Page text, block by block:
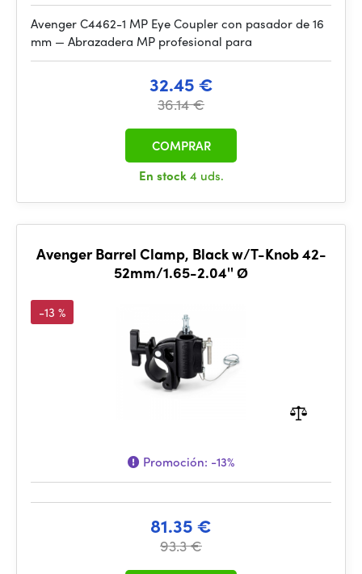
Avenger C4462-1 MP Eye Coupler con pasador de 16
mm — Abrazadera MP profesional para
32.45 €
36.14 €
En stock4 uds.
COMPRAR
Avenger Barrel Clamp, Black w/T-Knob 42-
52mm/1.65-2.04'' Ø
-13 %
Promoción: -13%
81.35 €
93.3 €